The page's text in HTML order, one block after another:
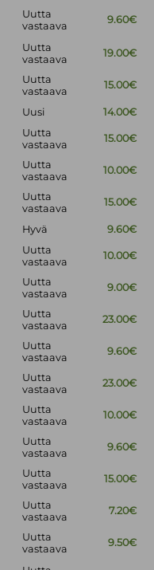
Uutta
vastaava
9.60€
Uutta
vastaava
19.00€
Uutta
vastaava
15.00€
Uusi 14.00€
Uutta
vastaava
15.00€
Uutta
vastaava
10.00€
Uutta
vastaava
15.00€
Hyvä 9.60€
Uutta
vastaava
10.00€
Uutta
vastaava
9.00€
Uutta
vastaava
23.00€
Uutta
vastaava
9.60€
Uutta
vastaava
23.00€
Uutta
vastaava
10.00€
Uutta
vastaava
9.60€
Uutta
vastaava
15.00€
Uutta
vastaava
7.20€
Uutta
vastaava
9.50€